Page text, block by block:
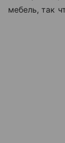
мебель, так